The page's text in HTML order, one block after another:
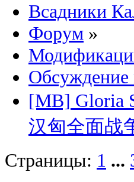
Всадники
Форум »
Обсуждение
[MB] Gloria
汉匈全面战
Страницы: 1 ...